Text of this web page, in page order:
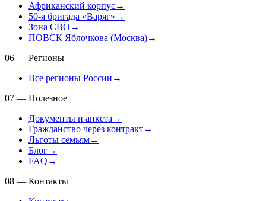
Африканский корпус→
50-я бригада «Варяг» →
Зона СВО →
ПОВСК Яблочкова (Москва)→
06 — Регионы
Все регионы России →
07 — Полезное
Документы и анкета →
Гражданство через контракт→
Льготы семьям→
Блог→
FAQ →
08 — Контакты